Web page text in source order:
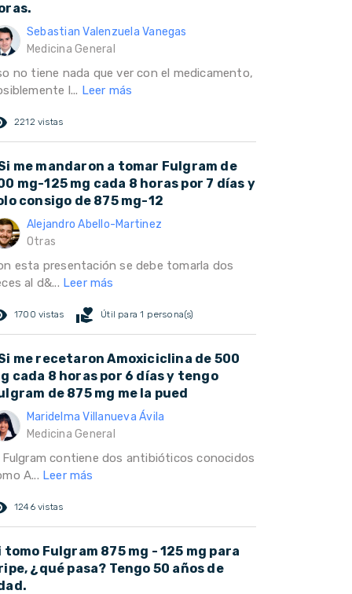
Sebastian Valenzuela Vanegas
Medicina General
no tiene nada que ver con el medicamento,
l... Leer más
2212 vistas
me mandaron a tomar Fulgram de
mg-125 mg cada 8 horas por 7 días y
consigo de 875 mg-12
Alejandro Abello-Martinez
Otras
esta presentación se debe tomarla dos
al d&... Leer más
1700 vistas volunteer_activism Útil para 1 persona(s)
me recetaron Amoxiciclina de 500
cada 8 horas por 6 días y tengo
de 875 mg me la pued
Maridelma Villanueva Ávila
Medicina General
Fulgram contiene dos antibióticos conocidos
A... Leer más
1246 vistas
tomo Fulgram 875 mg - 125 mg para
¿qué pasa? Tengo 50 años de